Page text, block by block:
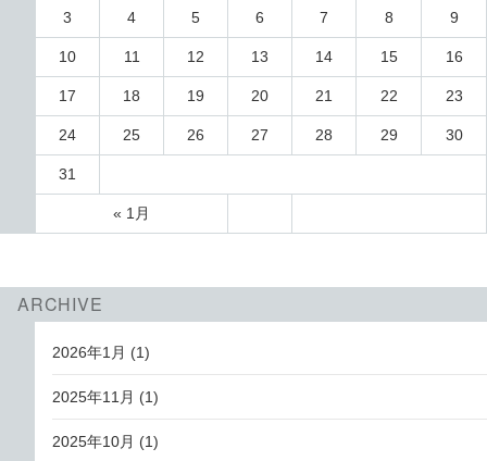
« 1月
3 4 5 6 7 8 9
10 11 12 13 14 15 16
17 18 19 20 21 22 23
24 25 26 27 28 29 30
31
ARCHIVE
2026年1月 (1)
2025年11月 (1)
2025年10月 (1)